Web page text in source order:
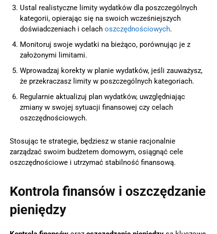
Ustal realistyczne limity wydatków dla poszczególnych
kategorii, opierając się na swoich wcześniejszych
doświadczeniach i celach oszczędnościowych.
Monitoruj swoje wydatki na bieżąco, porównując je z
założonymi limitami.
Wprowadzaj korekty w planie wydatków, jeśli zauważysz,
że przekraczasz limity w poszczególnych kategoriach.
Regularnie aktualizuj plan wydatków, uwzględniając
zmiany w swojej sytuacji finansowej czy celach
oszczędnościowych.
Stosując te strategie, będziesz w stanie racjonalnie
zarządzać swoim budżetem domowym, osiągnąć cele
oszczędnościowe i utrzymać stabilność finansową.
Kontrola finansów i oszczędzanie
pieniędzy